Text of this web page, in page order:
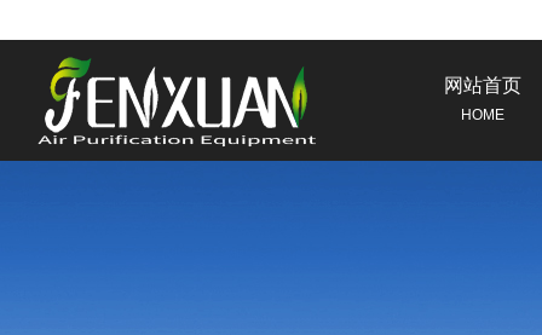
网站首页
HOME